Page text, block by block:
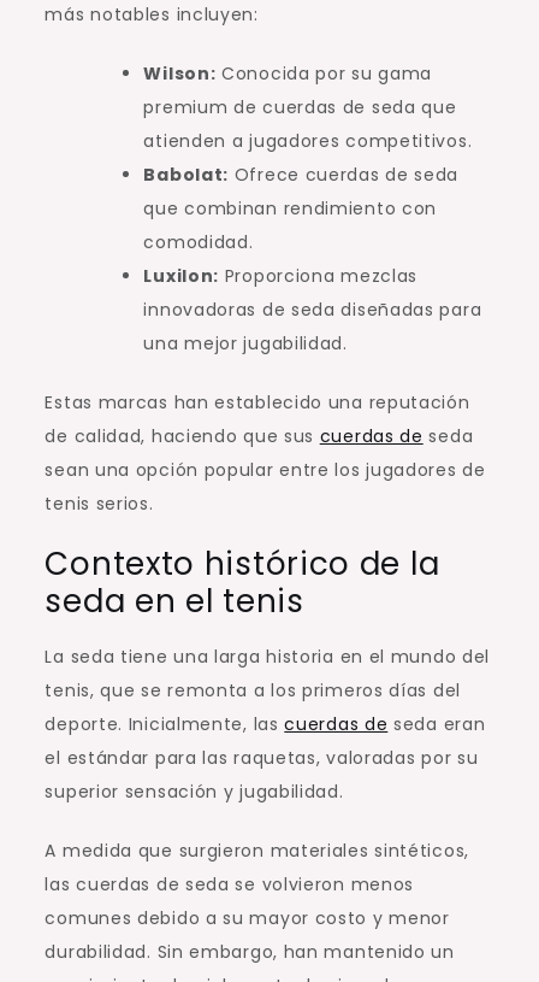
más notables incluyen:
Wilson: Conocida por su gama
premium de cuerdas de seda que
atienden a jugadores competitivos.
Babolat: Ofrece cuerdas de seda
que combinan rendimiento con
comodidad.
Luxilon: Proporciona mezclas
innovadoras de seda diseñadas para
una mejor jugabilidad.
Estas marcas han establecido una reputación
de calidad, haciendo que sus cuerdas de seda
sean una opción popular entre los jugadores de
tenis serios.
Contexto histórico de la
seda en el tenis
La seda tiene una larga historia en el mundo del
tenis, que se remonta a los primeros días del
deporte. Inicialmente, lascuerdas de seda eran
el estándar para las raquetas, valoradas por su
superior sensación y jugabilidad.
A medida que surgieron materiales sintéticos,
las cuerdas de seda se volvieron menos
comunes debido a su mayor costo y menor
durabilidad. Sin embargo, han mantenido un